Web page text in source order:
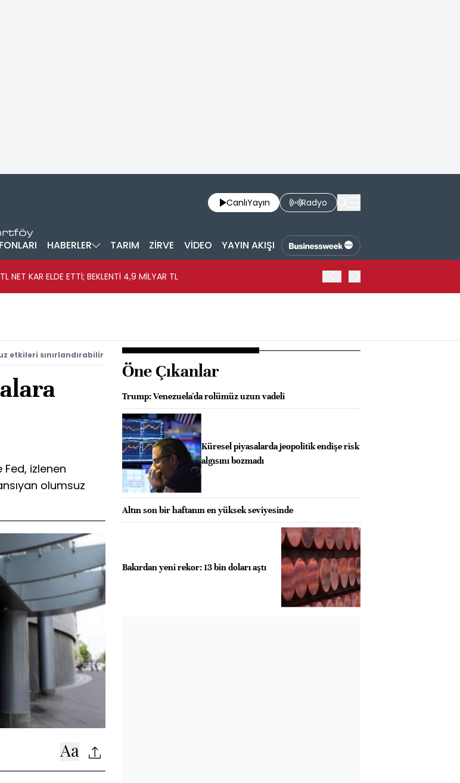
CanlıYayın Radyo
HABERLER TARIM ZİRVE VİDEO YAYIN AKIŞI
NET KAR ELDE ETTİ; BEKLENTİ 4,9 MİLYAR TL
etkileri sınırlandırabilir
izlenen
olumsuz
Öne Çıkanlar
Trump: Venezuela'da rolümüz uzun vadeli
Küresel piyasalarda jeopolitik endişe risk
algısını bozmadı
Altın son bir haftanın en yüksek seviyesinde
Bakırdan yeni rekor: 13 bin doları aştı